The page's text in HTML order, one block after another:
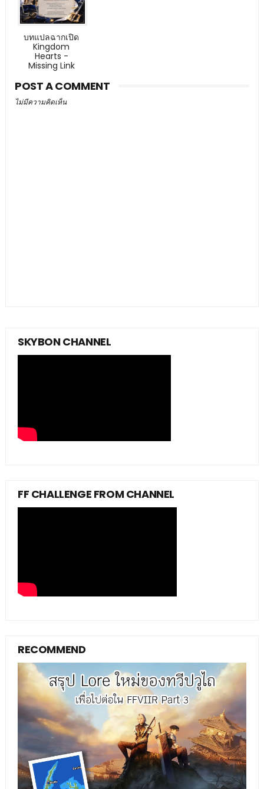
บทแปลฉากเปิด
Kingdom
Hearts -
Missing Link
POST A COMMENT
ไม่มีความคิดเห็น
SKYBON CHANNEL
FF CHALLENGE FROM CHANNEL
RECOMMEND